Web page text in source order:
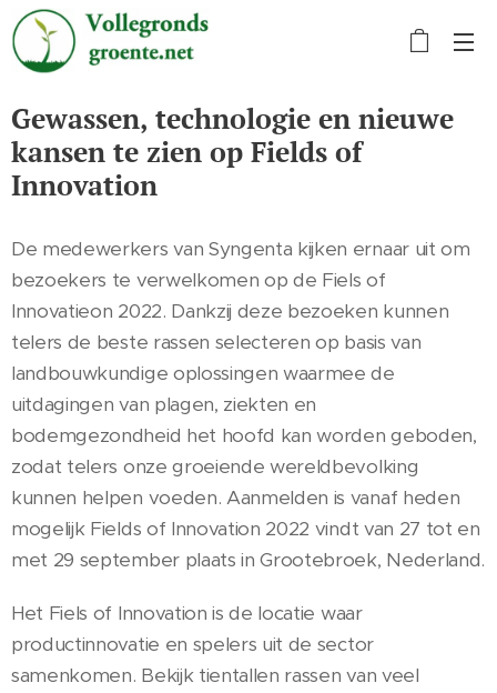
Gewassen, technologie en nieuwe
kansen te zien op Fields of
Innovation
De medewerkers van Syngenta kijken ernaar uit om
bezoekers te verwelkomen op de Fiels of
Innovatieon 2022. Dankzij deze bezoeken kunnen
telers de beste rassen selecteren op basis van
landbouwkundige oplossingen waarmee de
uitdagingen van plagen, ziekten en
bodemgezondheid het hoofd kan worden geboden,
zodat telers onze groeiende wereldbevolking
kunnen helpen voeden. Aanmelden is vanaf heden
mogelijk Fields of Innovation 2022 vindt van 27 tot en
met 29 september plaats in Grootebroek, Nederland.
Het Fiels of Innovation is de locatie waar
productinnovatie en spelers uit de sector
samenkomen. Bekijk tientallen rassen van veel